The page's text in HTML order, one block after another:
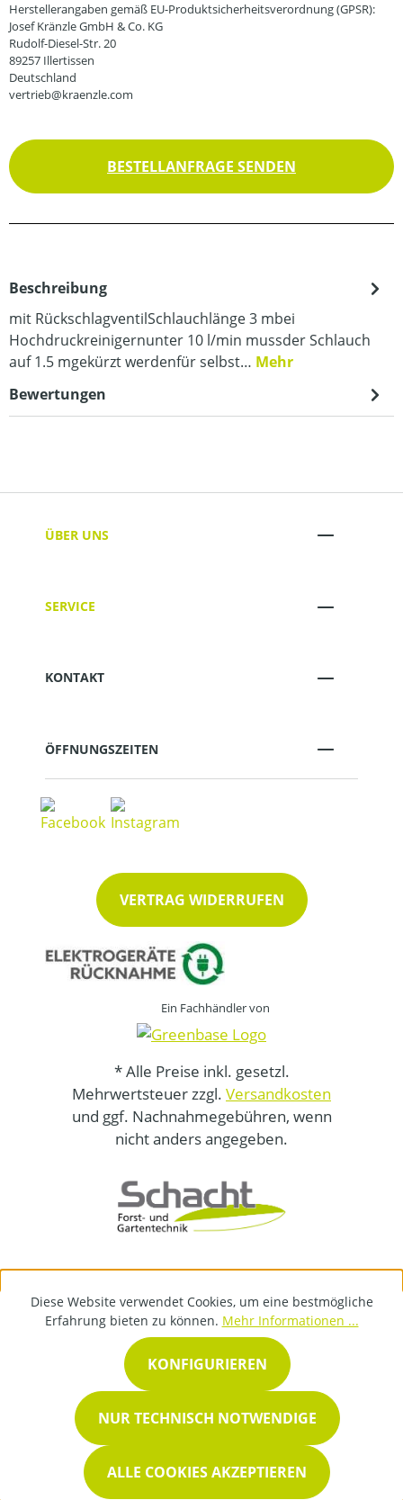
Herstellerangaben gemäß EU-Produktsicherheitsverordnung (GPSR):
Josef Kränzle GmbH & Co. KG
Rudolf-Diesel-Str. 20
89257 Illertissen
Deutschland
vertrieb@kraenzle.com
BESTELLANFRAGE SENDEN
Beschreibung
mit RückschlagventilSchlauchlänge 3 mbei
Hochdruckreinigernunter 10 l/min mussder Schlauch
auf 1.5 mgekürzt werdenfür selbst… Mehr
Bewertungen
ÜBER UNS
SERVICE
KONTAKT
ÖFFNUNGSZEITEN
VERTRAG WIDERRUFEN
Ein Fachhändler von
* Alle Preise inkl. gesetzl.
Mehrwertsteuer zzgl. Versandkosten
und ggf. Nachnahmegebühren, wenn
nicht anders angegeben.
Diese Website verwendet Cookies, um eine bestmögliche
Erfahrung bieten zu können. Mehr Informationen ...
NUR TECHNISCH NOTWENDIGE
KONFIGURIEREN
ALLE COOKIES AKZEPTIEREN